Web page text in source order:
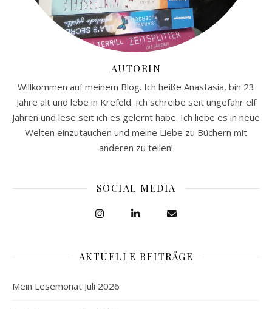
AUTORIN
Willkommen auf meinem Blog. Ich heiße Anastasia, bin 23
Jahre alt und lebe in Krefeld. Ich schreibe seit ungefähr elf
Jahren und lese seit ich es gelernt habe. Ich liebe es in neue
Welten einzutauchen und meine Liebe zu Büchern mit
anderen zu teilen!
SOCIAL MEDIA
AKTUELLE BEITRÄGE
Mein Lesemonat Juli 2026